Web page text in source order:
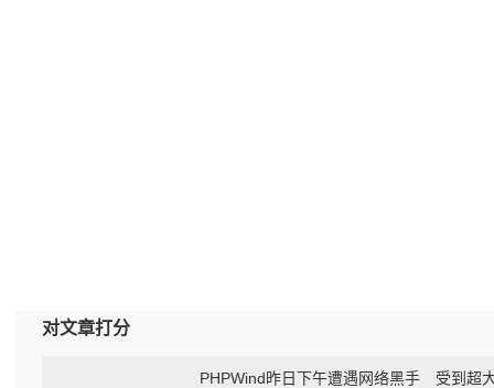
对文章打分
PHPWind昨日下午遭遇网络黑手 受到超